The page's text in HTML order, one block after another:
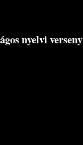
nyelvi verseny